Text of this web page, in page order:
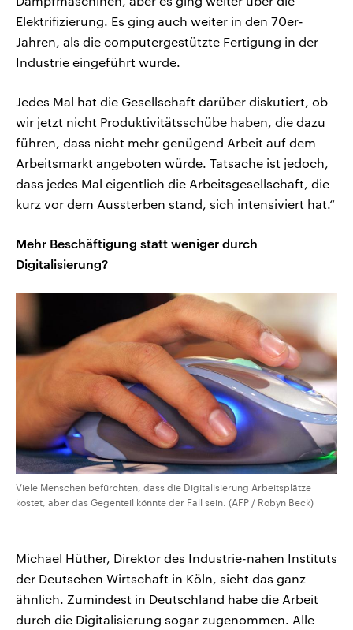
Elektrifizierung. Es ging auch weiter in den 70er-
Jahren, als die computergestützte Fertigung in der
Industrie eingeführt wurde.
Jedes Mal hat die Gesellschaft darüber diskutiert, ob
wir jetzt nicht Produktivitätsschübe haben, die dazu
führen, dass nicht mehr genügend Arbeit auf dem
Arbeitsmarkt angeboten würde. Tatsache ist jedoch,
dass jedes Mal eigentlich die Arbeitsgesellschaft, die
kurz vor dem Aussterben stand, sich intensiviert hat.“
Mehr Beschäftigung statt weniger durch
Digitalisierung?
Viele Menschen befürchten, dass die Digitalisierung Arbeitsplätze
kostet, aber das Gegenteil könnte der Fall sein. (AFP / Robyn Beck)
Michael Hüther, Direktor des Industrie-nahen Instituts
der Deutschen Wirtschaft in Köln, sieht das ganz
ähnlich. Zumindest in Deutschland habe die Arbeit
durch die Digitalisierung sogar zugenommen. Alle